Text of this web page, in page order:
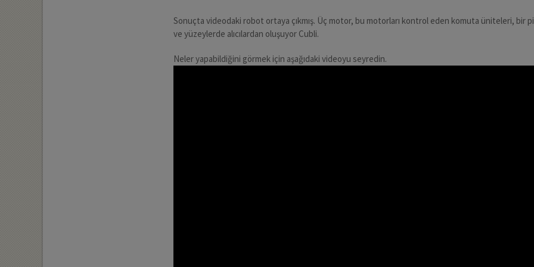
Sonuçta videodaki robot ortaya çıkmış. Üç motor, bu motorları kontrol eden komuta üniteleri, bir
ve yüzeylerde alıcılardan oluşuyor Cubli.
Neler yapabildiğini görmek için aşağıdaki videoyu seyredin.